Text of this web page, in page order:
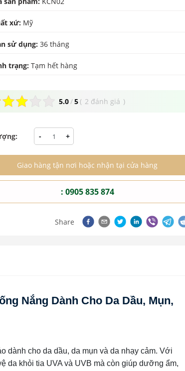
xứ: Mỹ
sử dụng: 36 tháng
trạng: Tạm hết hàng
5.0/5( 2 đánh giá )
- +
Giao hàng tận nơi hoặc nhận tại cửa hàng
: 0905 835 874
Share
Nắng Dành Cho Da Dầu, Mụn,
dành cho da dầu, da mụn và da nhạy cảm. Với
da khỏi tia UVA và UVB mà còn giúp dưỡng ẩm,